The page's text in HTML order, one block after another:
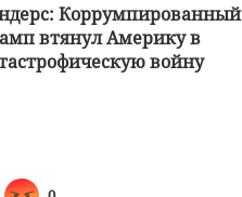
Коррумпированный
втянул Америку в
войну